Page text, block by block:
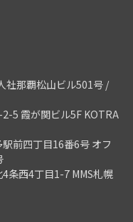
社那覇松山ビル501号 /
5 霞が関ビル5F KOTRA
前四丁目16番6号 オフ
条西4丁目1-7 MMS札幌